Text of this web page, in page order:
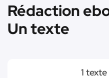
Rédaction
Un texte
1